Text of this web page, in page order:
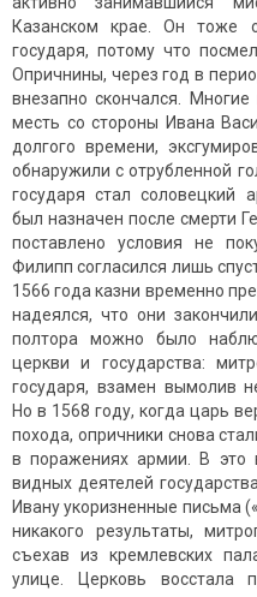
Казанском крае. Он тоже
государя, потому что
Опричнины, через год в
внезапно скончался.
месть со стороны Ивана
долгого времени,
обнаружили с отрубленной
государя стал соловецкий
был назначен после смерти
поставлено условия не
Филипп согласился лишь
1566 года казни временно
надеялся, что они
полтора можно было
церкви и государства:
государя, взамен вымолив
Но в 1568 году, когда царь
похода, опричники снова
в поражениях армии. В это
видных деятелей
Ивану укоризненные письма
никакого результаты,
съехав из кремлевских
улице. Церковь восстала